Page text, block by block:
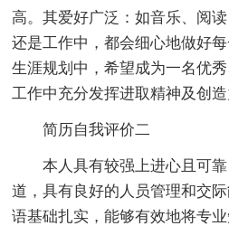
高。其爱好广泛：如音乐、阅
还是工作中，都会细心地做好
生涯规划中，希望成为一名优
工作中充分发挥进取精神及创造
简历自我评价二
本人具有较强上进心且可
道，具有良好的人员管理和交
语基础扎实，能够有效地将专